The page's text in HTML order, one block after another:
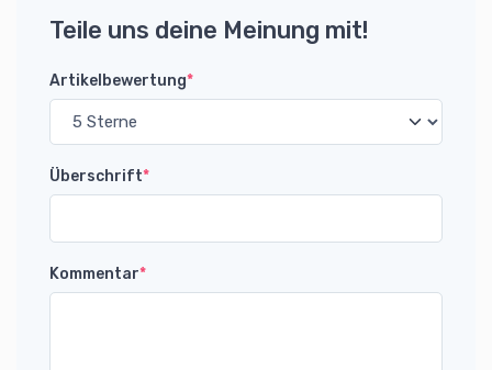
Teile uns deine Meinung mit!
Artikelbewertung*
Überschrift*
Kommentar*